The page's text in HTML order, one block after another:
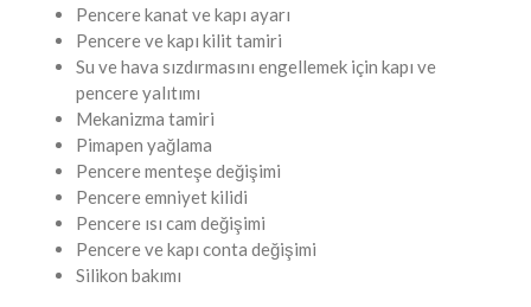
Pencere kanat ve kapı ayarı
Pencere ve kapı kilit tamiri
Su ve hava sızdırmasını engellemek için kapı ve
pencere yalıtımı
Mekanizma tamiri
Pimapen yağlama
Pencere menteşe değişimi
Pencere emniyet kilidi
Pencere ısı cam değişimi
Pencere ve kapı conta değişimi
Silikon bakımı